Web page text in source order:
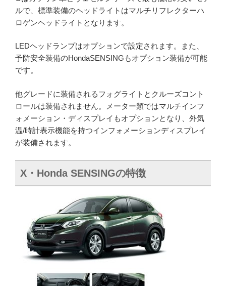
ルで、標準装備のヘッドライトはマルチリフレクターハ
ロゲンヘッドライトとなります。
LEDヘッドランプはオプションで設定されます。また、
予防安全装備のHondaSENSINGもオプション装備が可能
です。
他グレードに装備されるフォグライトとクルーズコント
ロールは装備されません。メーター類ではマルチインフ
ォメーション・ディスプレイもオプションとなり、外気
温/時計表示機能を持つインフォメーションディスプレイ
が装備されます。
X・Honda SENSINGの特徴